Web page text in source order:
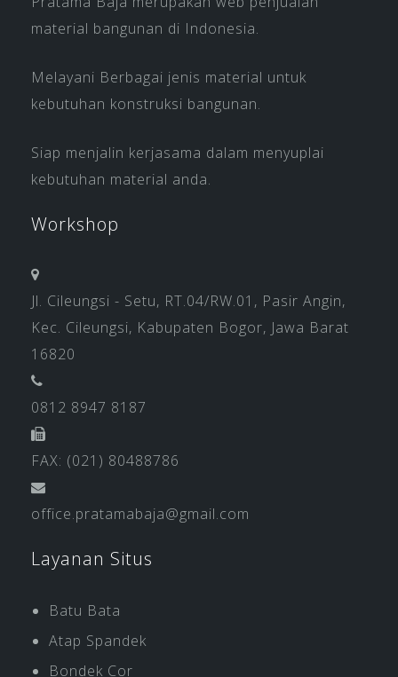
material bangunan di Indonesia.
Melayani Berbagai jenis material untuk
kebutuhan konstruksi bangunan.
Siap menjalin kerjasama dalam menyuplai
kebutuhan material anda.
Workshop
Jl. Cileungsi - Setu, RT.04/RW.01, Pasir Angin,
Kec. Cileungsi, Kabupaten Bogor, Jawa Barat
16820
0812 8947 8187
FAX: (021) 80488786
office.pratamabaja@gmail.com
Layanan Situs
Batu Bata
Atap Spandek
Bondek Cor